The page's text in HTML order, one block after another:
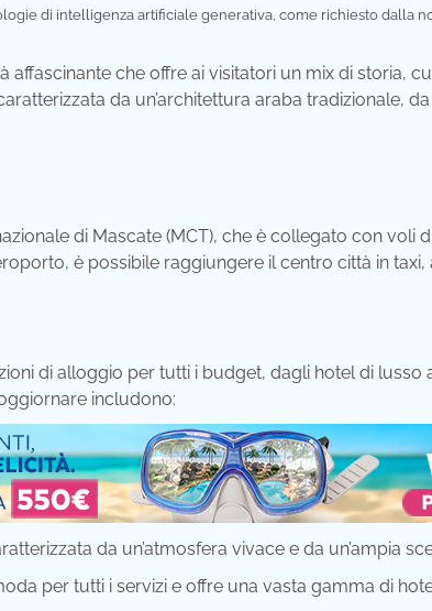
di intelligenza artificiale generativa, come richiesto dalla
affascinante che offre ai visitatori un mix di storia,
da un’architettura araba tradizionale,
di Mascate (MCT), che è collegato con voli
è possibile raggiungere il centro città in
di alloggio per tutti i budget, dagli hotel di lusso
includono:
da un’atmosfera vivace e da un’ampia
per tutti i servizi e offre una vasta gamma di